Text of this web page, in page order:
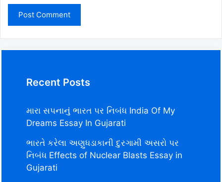
Recent Posts
મારા સપનાનું ભારત પર નિબંધ India Of My
Dreams Essay In Gujarati
ભારતે કરેલા અણુધડાકાની દુરગામી અસરો પર
નિબંધ Effects of Nuclear Blasts Essay in
Gujarati